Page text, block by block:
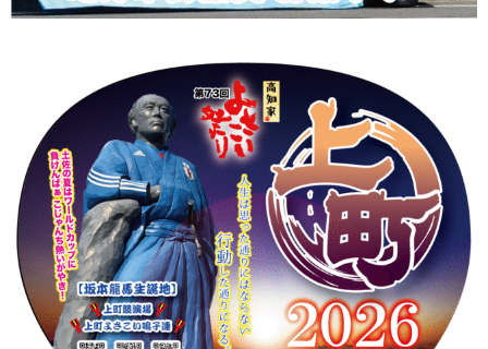
上町Tシャツ
振付
その他
壁紙
お問合せ
スタッフブログ